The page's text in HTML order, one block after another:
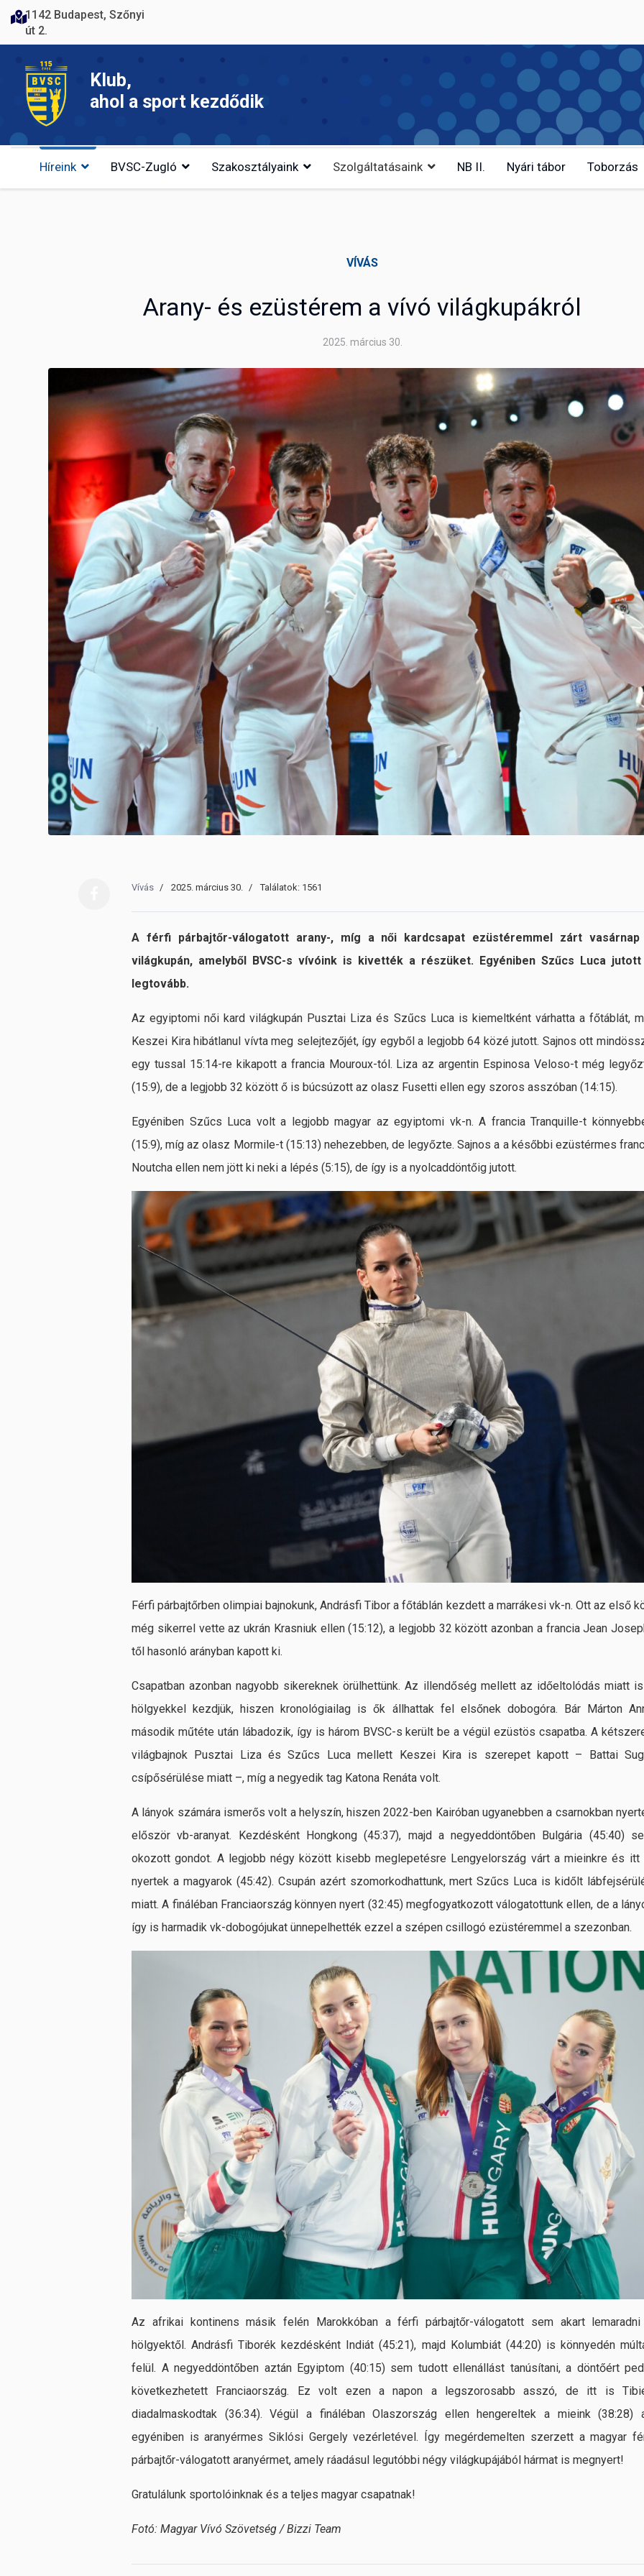
1142 Budapest, Szőnyi
út 2.
Klub,
ahol a sport kezdődik
Híreink BVSC-Zugló Szakosztályaink Szolgáltatásaink NB II. Nyári tábor Toborzás
VÍVÁS
Arany- és ezüstérem a vívó világkupákról
2025. március 30.
Vívás 2025. március 30. Találatok: 1561
A férfi párbajtőr-válogatott arany-, míg a női kardcsapat ezüstéremmel zárt
világkupán, amelyből BVSC-s vívóink is kivették a részüket. Egyéniben Szűcs Luca
legtovább.
Az egyiptomi női kard világkupán Pusztai Liza és Szűcs Luca is kiemeltként várhatta a főtáblát,
Keszei Kira hibátlanul vívta meg selejtezőjét, így egyből a legjobb 64 közé jutott. Sajnos ott
egy tussal 15:14-re kikapott a francia Mouroux-tól. Liza az argentin Espinosa Veloso-t még
(15:9), de a legjobb 32 között ő is búcsúzott az olasz Fusetti ellen egy szoros asszóban (14:15).
Egyéniben Szűcs Luca volt a legjobb magyar az egyiptomi vk-n. A francia Tranquille-t
(15:9), míg az olasz Mormile-t (15:13) nehezebben, de legyőzte. Sajnos a a későbbi ezüstérmes
Noutcha ellen nem jött ki neki a lépés (5:15), de így is a nyolcaddöntőig jutott.
Férfi párbajtőrben olimpiai bajnokunk, Andrásfi Tibor a főtáblán kezdett a marrákesi vk-n. Ott az első
még sikerrel vette az ukrán Krasniuk ellen (15:12), a legjobb 32 között azonban a francia Jean
től hasonló arányban kapott ki.
Csapatban azonban nagyobb sikereknek örülhettünk. Az illendőség mellett az időeltolódás miatt
hölgyekkel kezdjük, hiszen kronológiailag is ők állhattak fel elsőnek dobogóra. Bár Márton
második műtéte után lábadozik, így is három BVSC-s került be a végül ezüstös csapatba. A
világbajnok Pusztai Liza és Szűcs Luca mellett Keszei Kira is szerepet kapott – Battai
csípősérülése miatt –, míg a negyedik tag Katona Renáta volt.
A lányok számára ismerős volt a helyszín, hiszen 2022-ben Kairóban ugyanebben a csarnokban
először vb-aranyat. Kezdésként Hongkong (45:37), majd a negyeddöntőben Bulgária (45:40)
okozott gondot. A legjobb négy között kisebb meglepetésre Lengyelország várt a mieinkre és itt
nyertek a magyarok (45:42). Csupán azért szomorkodhattunk, mert Szűcs Luca is kidőlt
miatt. A fináléban Franciaország könnyen nyert (32:45) megfogyatkozott válogatottunk ellen, de a
így is harmadik vk-dobogójukat ünnepelhették ezzel a szépen csillogó ezüstéremmel a szezonban.
Az afrikai kontinens másik felén Marokkóban a férfi párbajtőr-válogatott sem akart
hölgyektől. Andrásfi Tiborék kezdésként Indiát (45:21), majd Kolumbiát (44:20) is könnyedén
felül. A negyeddöntőben aztán Egyiptom (40:15) sem tudott ellenállást tanúsítani, a döntőért
következhetett Franciaország. Ez volt ezen a napon a legszorosabb asszó, de itt is
diadalmaskodtak (36:34). Végül a fináléban Olaszország ellen hengereltek a mieink (38:28)
egyéniben is aranyérmes Siklósi Gergely vezérletével. Így megérdemelten szerzett a magyar
párbajtőr-válogatott aranyérmet, amely ráadásul legutóbbi négy világkupájából hármat is megnyert!
Gratulálunk sportolóinknak és a teljes magyar csapatnak!
Fotó: Magyar Vívó Szövetség / Bizzi Team